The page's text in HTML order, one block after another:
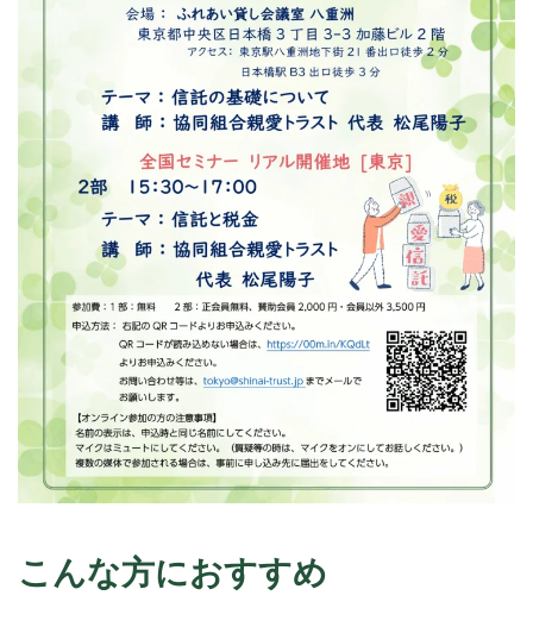
こんな方におすすめ